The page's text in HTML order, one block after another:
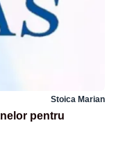
Stoica Marian
pentru